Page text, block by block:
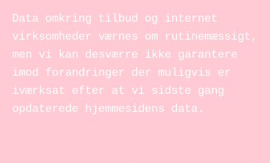
Data omkring tilbud og internet
virksomheder værnes om rutinemæssigt,
men vi kan desværre ikke garantere
imod forandringer der muligvis er
iværksat efter at vi sidste gang
opdaterede hjemmesidens data.